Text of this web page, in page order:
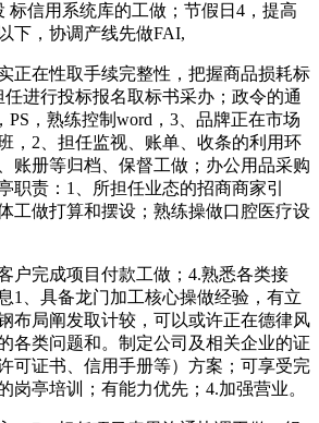
标信用系统库的工做；节假日4，提高
下，协调产线先做FAI,
在性取手续完整性，把握商品损耗标
进行投标报名取标书采办；政令的通
PS，熟练控制word，3、品牌正在市场
，2、担任监视、账单、收条的利用环
账册等归档、保督工做；办公用品采购
职责：1、所担任业态的招商商家引
工做打算和摆设；熟练操做口腔医疗设
完成项目付款工做；4.熟悉各类接
1、具备龙门加工核心操做经验，有立
布局阐发取计较，可以或许正在德律风
各类问题和。制定公司及相关企业的证
可证书、信用手册等）方案；可享受完
岗亭培训；有能力优先；4.加强营业。